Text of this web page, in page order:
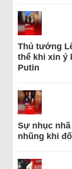
Thủ tướng
thể khi xin ý
Putin
Sự nhục
nhũng khi